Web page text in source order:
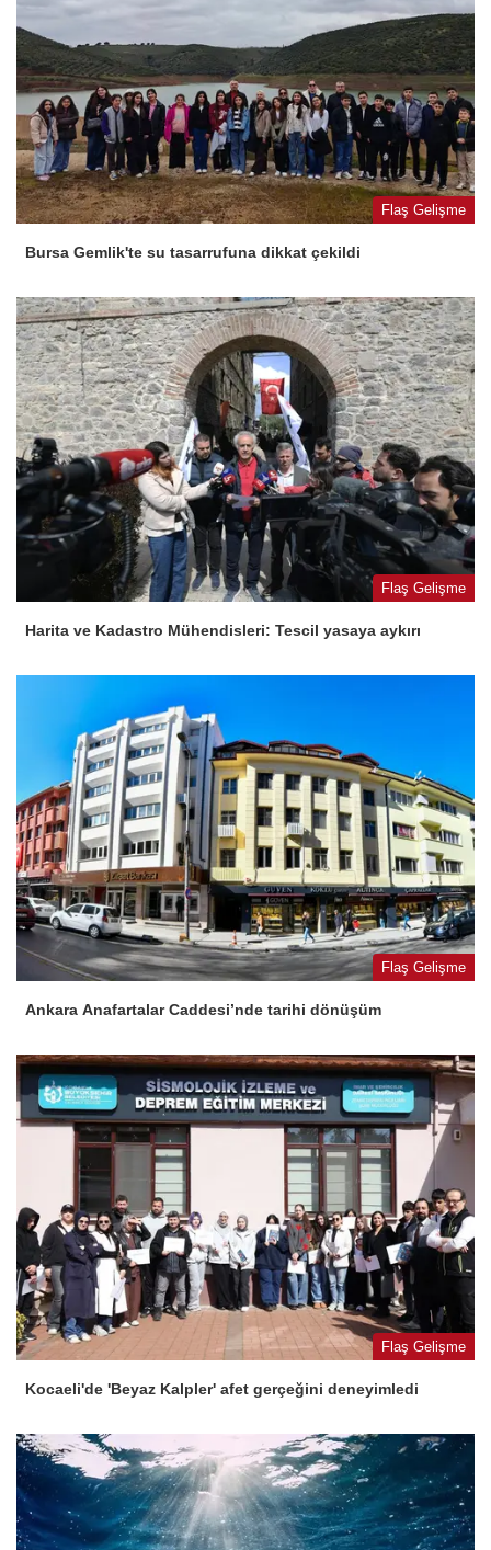
Flaş Gelişme
Bursa Gemlik'te su tasarrufuna dikkat çekildi
Flaş Gelişme
Harita ve Kadastro Mühendisleri: Tescil yasaya aykırı
Flaş Gelişme
Ankara Anafartalar Caddesi’nde tarihi dönüşüm
Flaş Gelişme
Kocaeli'de 'Beyaz Kalpler' afet gerçeğini deneyimledi